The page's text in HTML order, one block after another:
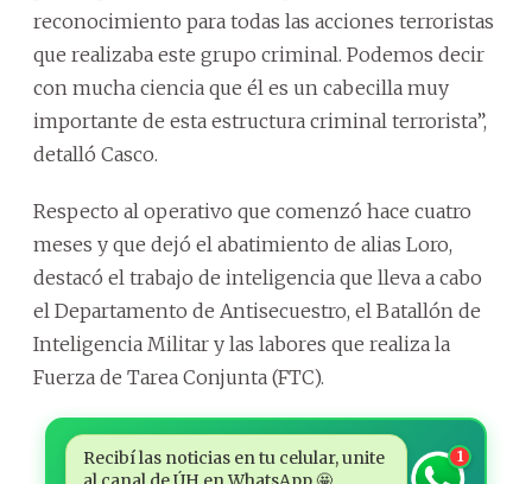
reconocimiento para todas las acciones terroristas
que realizaba este grupo criminal. Podemos decir
con mucha ciencia que él es un cabecilla muy
importante de esta estructura criminal terrorista”,
detalló Casco.
Respecto al operativo que comenzó hace cuatro
meses y que dejó el abatimiento de alias Loro,
destacó el trabajo de inteligencia que lleva a cabo
el Departamento de Antisecuestro, el Batallón de
Inteligencia Militar y las labores que realiza la
Fuerza de Tarea Conjunta (FTC).
Recibí las noticias en tu celular, unite
1